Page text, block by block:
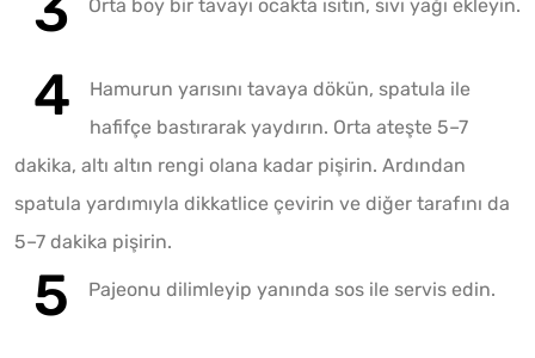
Orta boy bir tavayı ocakta ısıtın, sıvı yağı ekleyin.
Hamurun yarısını tavaya dökün, spatula ile
hafifçe bastırarak yaydırın. Orta ateşte 5–7
dakika, altı altın rengi olana kadar pişirin. Ardından
spatula yardımıyla dikkatlice çevirin ve diğer tarafını da
5–7 dakika pişirin.
Pajeonu dilimleyip yanında sos ile servis edin.